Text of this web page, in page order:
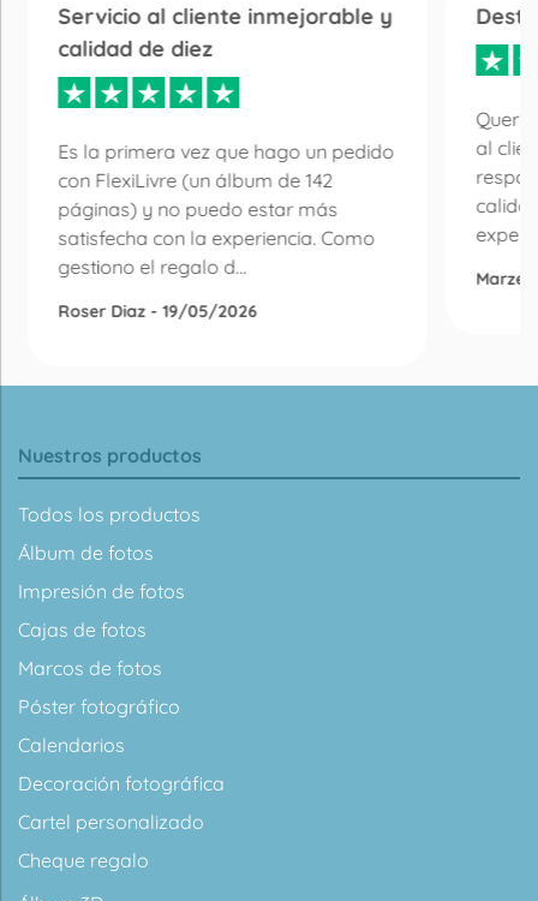
Servicio al cliente inmejorable y
calidad de diez
Es la primera vez que hago un pedido
con FlexiLivre (un álbum de 142
páginas) y no puedo estar más
satisfecha con la experiencia. Como
gestiono el regalo d...
Roser Diaz - 19/05/2026
al
Nuestros productos
Todos los productos
Álbum de fotos
Impresión de fotos
Cajas de fotos
Marcos de fotos
Póster fotográfico
Calendarios
Decoración fotográfica
Cartel personalizado
Cheque regalo